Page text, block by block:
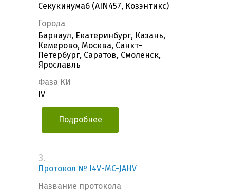
Секукинумаб (AIN457, Козэнтикс)
Города
Барнаул, Екатеринбург, Казань,
Кемерово, Москва, Санкт-
Петербург, Саратов, Смоленск,
Ярославль
Фаза КИ
IV
Подробнее
3.
Протокол № I4V-MC-JAHV
Название протокола